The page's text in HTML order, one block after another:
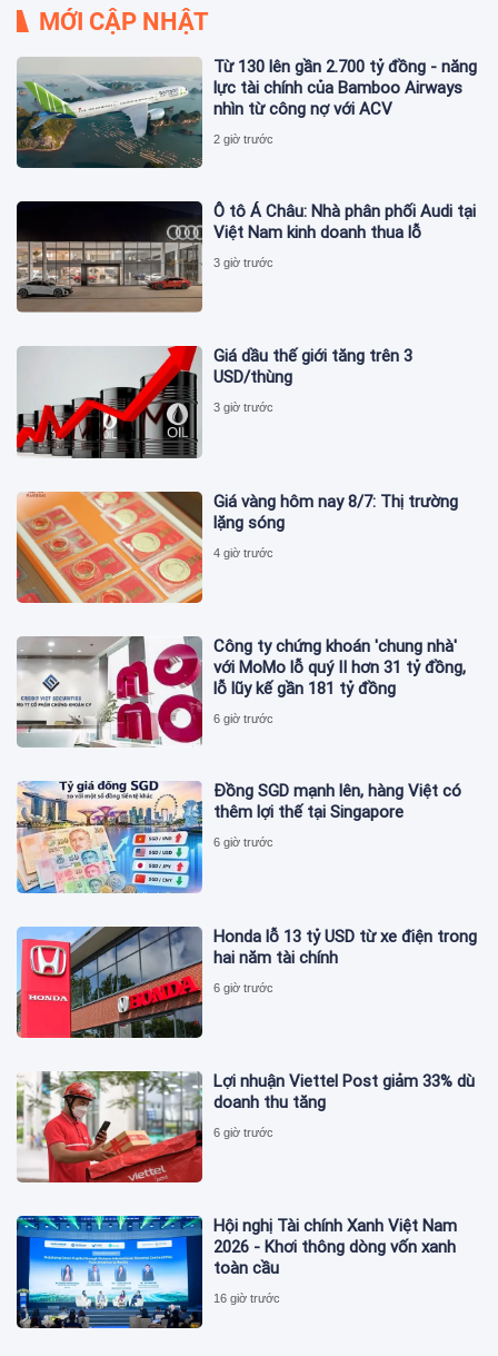
MỚI CẬP NHẬT
Từ 130 lên gần 2.700 tỷ đồng - năng
lực tài chính của Bamboo Airways
nhìn từ công nợ với ACV
2 giờ trước
Ô tô Á Châu: Nhà phân phối Audi tại
Việt Nam kinh doanh thua lỗ
3 giờ trước
Giá dầu thế giới tăng trên 3
USD/thùng
3 giờ trước
Giá vàng hôm nay 8/7: Thị trường
lặng sóng
4 giờ trước
Công ty chứng khoán 'chung nhà'
với MoMo lỗ quý II hơn 31 tỷ đồng,
lỗ lũy kế gần 181 tỷ đồng
6 giờ trước
Đồng SGD mạnh lên, hàng Việt có
thêm lợi thế tại Singapore
6 giờ trước
Honda lỗ 13 tỷ USD từ xe điện trong
hai năm tài chính
6 giờ trước
Lợi nhuận Viettel Post giảm 33% dù
doanh thu tăng
6 giờ trước
Hội nghị Tài chính Xanh Việt Nam
2026 - Khơi thông dòng vốn xanh
toàn cầu
16 giờ trước